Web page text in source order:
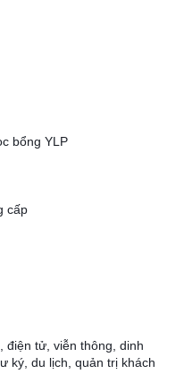
bổng YLP
cấp
điện tử, viễn thông, dinh
ký, du lịch, quản trị khách